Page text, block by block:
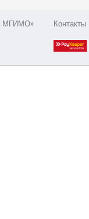
МГИМО»
Контакты